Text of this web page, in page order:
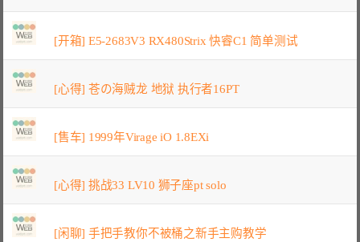
[开箱] E5-2683V3 RX480Strix 快睿C1 简单测试
[心得] 苍の海贼龙 地狱 执行者16PT
[售车] 1999年Virage iO 1.8EXi
[心得] 挑战33 LV10 狮子座pt solo
[闲聊] 手把手教你不被桶之新手主购教学